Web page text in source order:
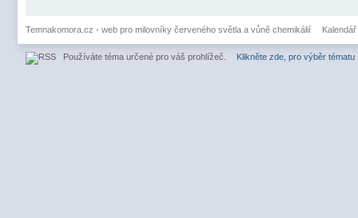
Temnakomora.cz - web pro milovníky červeného světla a vůně chemikálií Kalendář
Používáte téma určené pro váš prohlížeč. Klikněte zde, pro výběr tématu